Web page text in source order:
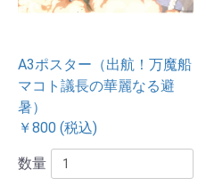
A3ポスター（出航！万魔船
マコト議長の華麗なる避
暑）
￥800 (税込)
数量